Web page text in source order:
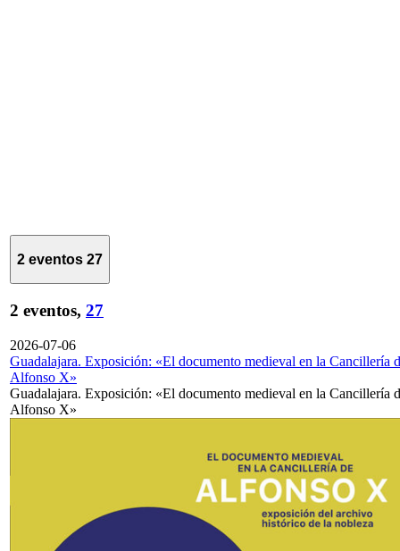
2 eventos 27
2 eventos, 27
2026-07-06
Guadalajara. Exposición: «El documento medieval en la Cancillería
Alfonso X»
Guadalajara. Exposición: «El documento medieval en la Cancillería
Alfonso X»